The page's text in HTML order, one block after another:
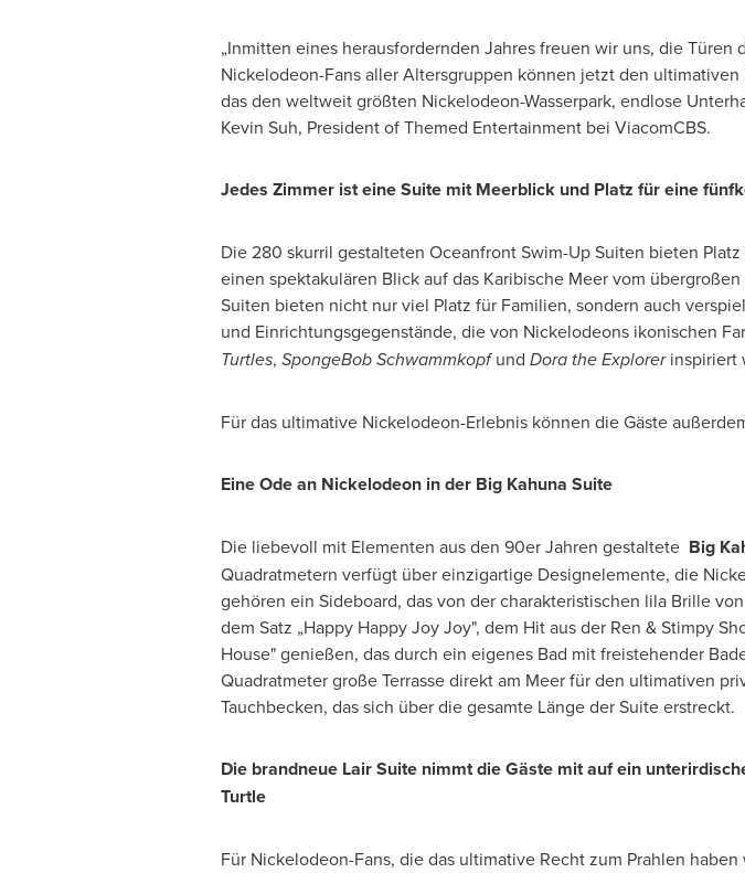
„Inmitten eines herausfordernden Jahres freuen wir uns, die
Nickelodeon-Fans aller Altersgruppen können jetzt den
das den weltweit größten Nickelodeon-Wasserpark, endlose
Kevin Suh, President of Themed Entertainment bei ViacomCBS.
Jedes Zimmer ist eine Suite mit Meerblick und Platz für eine
Die 280 skurril gestalteten Oceanfront Swim-Up Suiten bieten
einen spektakulären Blick auf das Karibische Meer vom
Suiten bieten nicht nur viel Platz für Familien, sondern auch
und Einrichtungsgegenstände, die von Nickelodeons ikonischen
Turtles, SpongeBob Schwammkopfund Dora the Explorerinspiriert
Für das ultimative Nickelodeon-Erlebnis können die Gäste
Eine Odean Nickelodeon in der Big Kahuna Suite
Die liebevoll mit Elementen aus den 90er Jahren gestaltete Big
Quadratmetern verfügt über einzigartige Designelemente, die
gehören ein Sideboard, das von der charakteristischen lila Brille
dem Satz „Happy Happy Joy Joy", dem Hit aus der Ren &Stimpy
House" genießen, das durch ein eigenes Bad mit freistehender
Quadratmeter große Terrasse direkt am Meer für den ultimativen
Tauchbecken, das sich über die gesamte Länge der Suite erstreckt.
Die brandneue Lair Suite nimmt die Gäste mit auf ein
Turtle
Für Nickelodeon-Fans, die das ultimative Recht zum Prahlen